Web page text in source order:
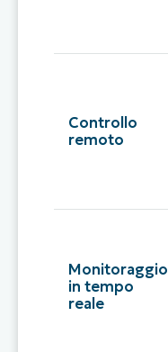
Controllo
remoto
Monitoraggio
in tempo
reale